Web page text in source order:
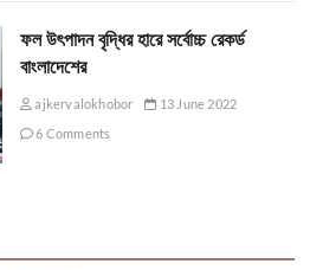
ফল উৎপাদন বৃদ্ধির হারে সর্বোচ্চ রেকর্ড
বাংলাদেশের
ajkervalokhobor
13 June 2022
6 Comments